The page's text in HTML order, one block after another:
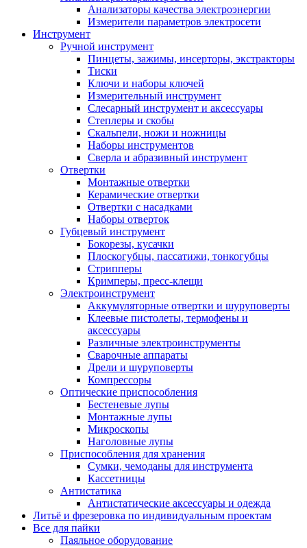
Анализаторы качества электроэнергии
Измерители параметров электросети
Инструмент
Ручной инструмент
Пинцеты, зажимы, инсерторы, экстракторы
Тиски
Ключи и наборы ключей
Измерительный инструмент
Слесарный инструмент и аксессуары
Степлеры и скобы
Скальпели, ножи и ножницы
Наборы инструментов
Сверла и абразивный инструмент
Отвертки
Монтажные отвертки
Керамические отвертки
Отвертки с насадками
Наборы отверток
Губцевый инструмент
Бокорезы, кусачки
Плоскогубцы, пассатижи, тонкогубцы
Стрипперы
Кримперы, пресс-клещи
Электроинструмент
Аккумуляторные отвертки и шуруповерты
Клеевые пистолеты, термофены и
аксессуары
Различные электроинструменты
Сварочные аппараты
Дрели и шуруповерты
Компрессоры
Оптические приспособления
Бестеневые лупы
Монтажные лупы
Микроскопы
Наголовные лупы
Приспособления для хранения
Сумки, чемоданы для инструмента
Кассетницы
Антистатика
Антистатические аксессуары и одежда
Литьё и фрезеровка по индивидуальным проектам
Все для пайки
Паяльное оборудование